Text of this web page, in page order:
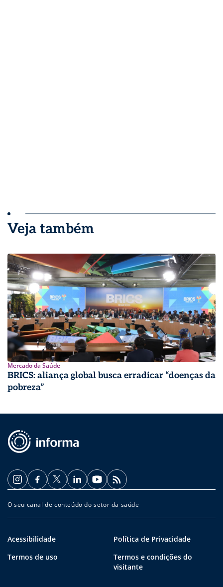
Veja também
Mercado da Saúde
BRICS: aliança global busca erradicar “doenças da
pobreza”
O seu canal de conteúdo do setor da saúde
Acessibilidade
Política de Privacidade
Termos de uso
Termos e condições do
visitante